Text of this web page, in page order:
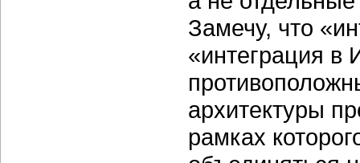
Замечу, что
«интеграция в
архитектуры
рамках